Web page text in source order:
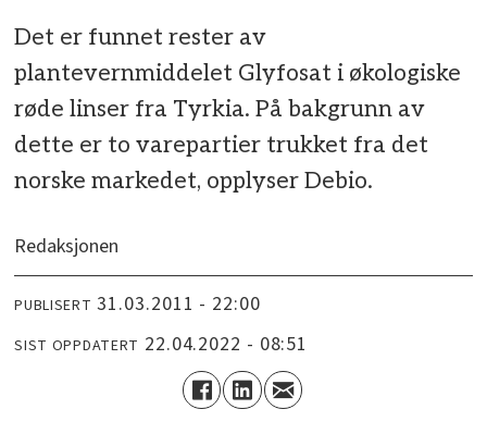
Det er funnet rester av
plantevernmiddelet Glyfosat i økologiske
røde linser fra Tyrkia. På bakgrunn av
dette er to varepartier trukket fra det
norske markedet, opplyser Debio.
Redaksjonen
PUBLISERT 31.03.2011 - 22:00
SIST OPPDATERT 22.04.2022 - 08:51